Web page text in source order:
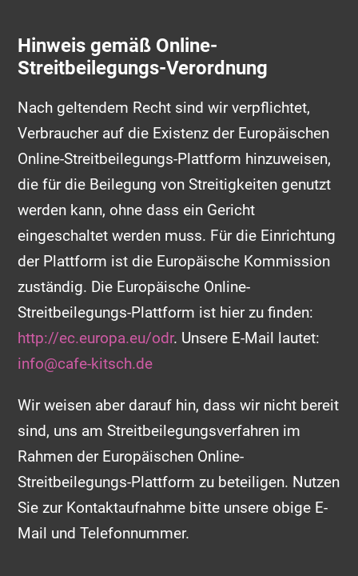
Hinweis gemäß Online-
Streitbeilegungs-Verordnung
Nach geltendem Recht sind wir verpflichtet,
Verbraucher auf die Existenz der Europäischen
Online-Streitbeilegungs-Plattform hinzuweisen,
die für die Beilegung von Streitigkeiten genutzt
werden kann, ohne dass ein Gericht
eingeschaltet werden muss. Für die Einrichtung
der Plattform ist die Europäische Kommission
zuständig. Die Europäische Online-
Streitbeilegungs-Plattform ist hier zu finden:
http://ec.europa.eu/odr. Unsere E-Mail lautet:
info@cafe-kitsch.de
Wir weisen aber darauf hin, dass wir nicht bereit
sind, uns am Streitbeilegungsverfahren im
Rahmen der Europäischen Online-
Streitbeilegungs-Plattform zu beteiligen. Nutzen
Sie zur Kontaktaufnahme bitte unsere obige E-
Mail und Telefonnummer.